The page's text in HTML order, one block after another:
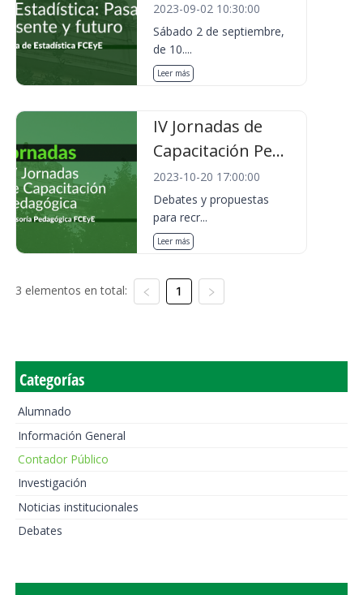
2023-09-02 10:30:00
Sábado 2 de septiembre,
de 10....
Leer más
IV Jornadas de
Capacitación Pe...
2023-10-20 17:00:00
Debates y propuestas
para recr...
Leer más
3 elementos en total: 1
Categorías
Alumnado
Información General
Contador Público
Investigación
Noticias institucionales
Debates